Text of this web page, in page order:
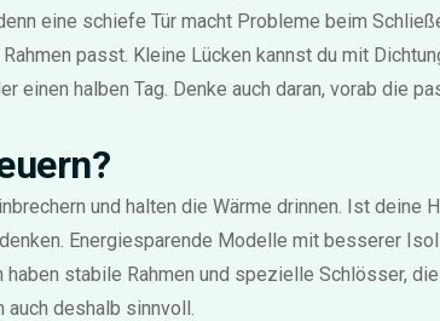
eine schiefe Tür macht Probleme beim
passt. Kleine Lücken kannst du mit
halben Tag. Denke auch daran, vorab die
und halten die Wärme drinnen. Ist deine
Energiesparende Modelle mit besserer
stabile Rahmen und spezielle Schlösser,
deshalb sinnvoll.